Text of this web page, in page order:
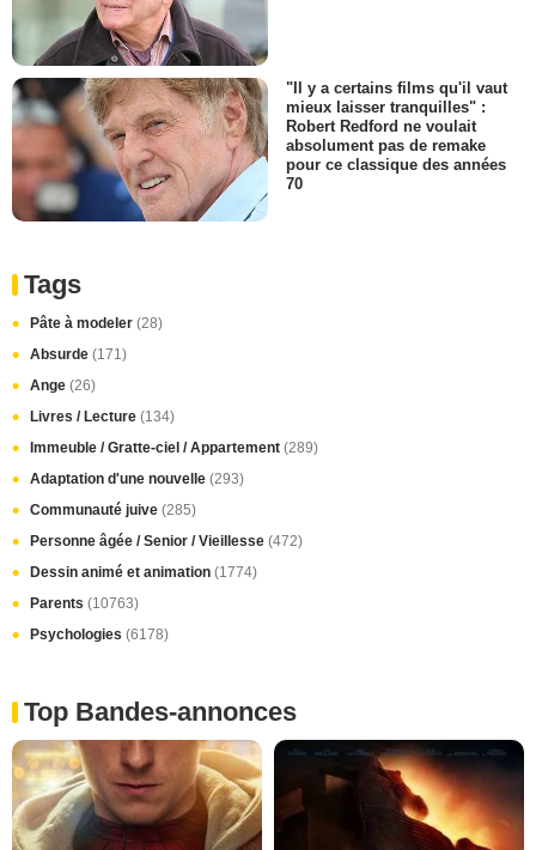
"Il y a certains films qu'il vaut
mieux laisser tranquilles" :
Robert Redford ne voulait
absolument pas de remake
pour ce classique des années
70
Tags
Pâte à modeler (28)
Absurde (171)
Ange (26)
Livres / Lecture (134)
Immeuble / Gratte-ciel / Appartement (289)
Adaptation d'une nouvelle (293)
Communauté juive (285)
Personne âgée / Senior / Vieillesse (472)
Dessin animé et animation (1774)
Parents (10763)
Psychologies (6178)
Top Bandes-annonces